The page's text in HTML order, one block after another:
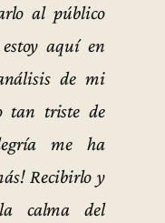
al público
aquí en
de mi
tan triste de
me ha
Recibirlo y
calma del